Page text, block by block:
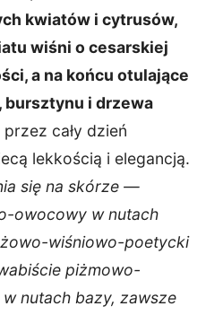
kwiatów i cytrusów,
wiśni o cesarskiej
a na końcu otulające
bursztynu i drzewa
cały dzień
lekkością i elegancją.
się na skórze —
owocowy w nutach
wiśniowo-poetycki
piżmowo-
nutach bazy, zawsze